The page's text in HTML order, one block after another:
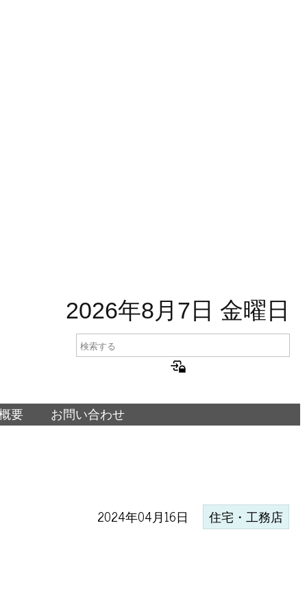
2026年8月7日 金曜日
要 お問い合わせ
2024年04月16日 住宅・工務店